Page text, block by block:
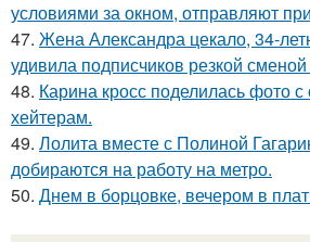
условиями за окном, отправляют
47. Жена Александра цекало, 34-
удивила подписчиков резкой
48. Карина кросс поделилась фото с
хейтерам.
49. Лолита вместе с Полиной
добираются на работу на метро.
50. Днем в борцовке, вечером в